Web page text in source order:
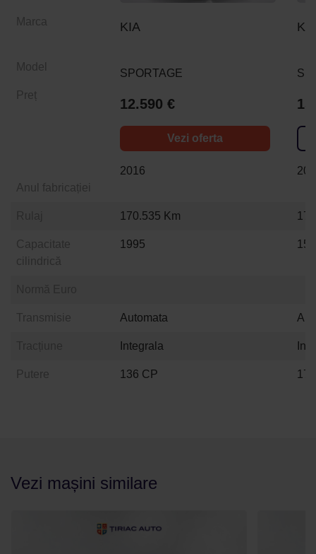
Marca
Model
Preț
Anul fabricației
Capacitate
cilindrică
Transmisie
Putere
KIA
SPORTAGE
12.590 €
Vezi oferta
2016
170.535 Km
1995
Automata
Integrala
136 CP
Vezi mașini similare